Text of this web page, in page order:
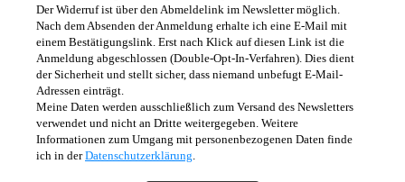
Der Widerruf ist über den Abmeldelink im Newsletter möglich.
Nach dem Absenden der Anmeldung erhalte ich eine E-Mail mit
einem Bestätigungslink. Erst nach Klick auf diesen Link ist die
Anmeldung abgeschlossen (Double-Opt-In-Verfahren). Dies dient
der Sicherheit und stellt sicher, dass niemand unbefugt E-Mail-
Adressen einträgt.
Meine Daten werden ausschließlich zum Versand des Newsletters
verwendet und nicht an Dritte weitergegeben. Weitere
Informationen zum Umgang mit personenbezogenen Daten finde
ich in derDatenschutzerklärung.